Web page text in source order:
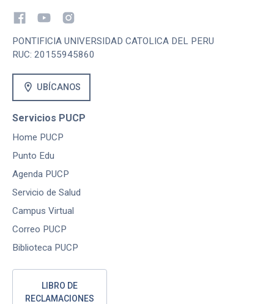
PONTIFICIA UNIVERSIDAD CATOLICA DEL PERU
RUC: 20155945860
location_on UBÍCANOS
Servicios PUCP
Home PUCP
Punto Edu
Agenda PUCP
Servicio de Salud
Campus Virtual
Correo PUCP
Biblioteca PUCP
LIBRO DE
RECLAMACIONES